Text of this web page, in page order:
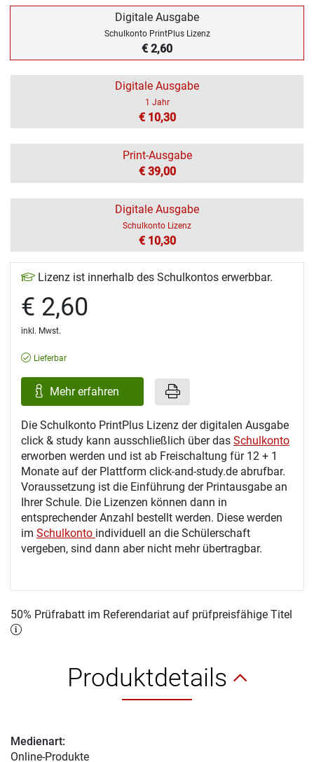
Digitale Ausgabe
Schulkonto PrintPlus Lizenz
€ 2,60
Digitale Ausgabe
1 Jahr
€ 10,30
Print-Ausgabe
€ 39,00
Digitale Ausgabe
Schulkonto Lizenz
€ 10,30
Lizenz ist innerhalb des Schulkontos erwerbbar.
€ 2,60
inkl. Mwst.
Lieferbar
Mehr erfahren
Die Schulkonto PrintPlus Lizenz der digitalen Ausgabe
click & study kann ausschließlich über das Schulkonto
erworben werden und ist ab Freischaltung für 12 + 1
Monate auf der Plattform click-and-study.de abrufbar.
Voraussetzung ist die Einführung der Printausgabe an
Ihrer Schule. Die Lizenzen können dann in
entsprechender Anzahl bestellt werden. Diese werden
im Schulkonto individuell an die Schülerschaft
vergeben, sind dann aber nicht mehr übertragbar.
50% Prüfrabatt im Referendariat auf prüfpreisfähige Titel
Produktdetails
Medienart:
Online-Produkte